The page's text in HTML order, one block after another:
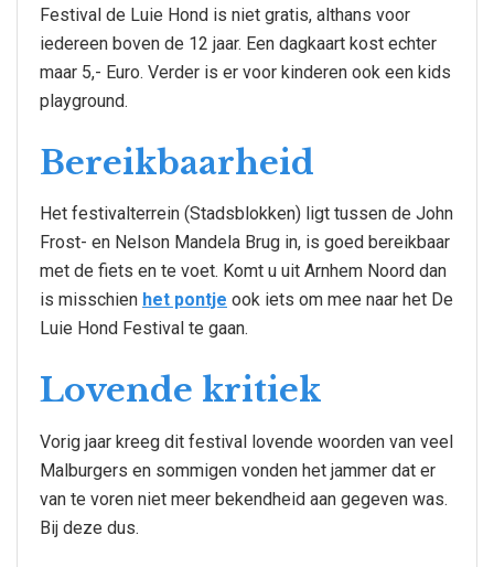
Festival de Luie Hond is niet gratis, althans voor
iedereen boven de 12 jaar. Een dagkaart kost echter
maar 5,- Euro. Verder is er voor kinderen ook een kids
playground.
Bereikbaarheid
Het festivalterrein (Stadsblokken) ligt tussen de John
Frost- en Nelson Mandela Brug in, is goed bereikbaar
met de fiets en te voet. Komt u uit Arnhem Noord dan
is misschien het pontje ook iets om mee naar het De
Luie Hond Festival te gaan.
Lovende kritiek
Vorig jaar kreeg dit festival lovende woorden van veel
Malburgers en sommigen vonden het jammer dat er
van te voren niet meer bekendheid aan gegeven was.
Bij deze dus.